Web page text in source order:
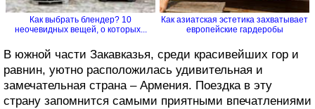
Как выбрать блендер? 10
неочевидных вещей, о которых...
Как азиатская эстетика захватывает
европейские гардеробы
В южной части Закавказья, среди красивейших гор и
равнин, уютно расположилась удивительная и
замечательная страна – Армения. Поездка в эту
страну запомнится самыми приятными впечатлениями